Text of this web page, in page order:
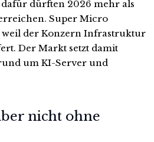
dafür dürften 2026 mehr als
Super Micro
der Konzern Infrastruktur
Der Markt setzt damit
um KI-Server und
nicht ohne